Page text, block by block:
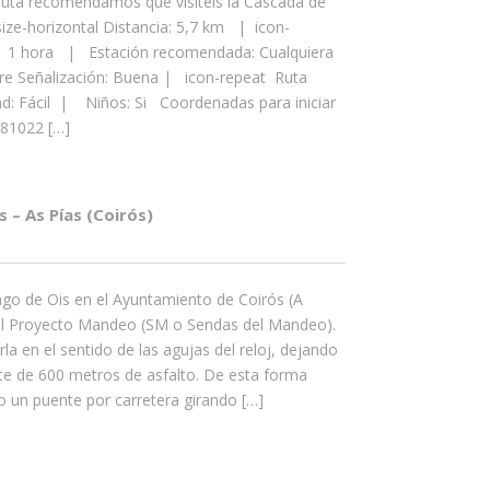
horizontal Distancia: 5,7 km | icon-
hora | Estación recomendada: Cualquiera
Señalización: Buena | icon-repeat Ruta
Fácil | Niños: Si Coordenadas para iniciar
[…]
– As Pías (Coirós)
de Ois en el Ayuntamiento de Coirós (A
Proyecto Mandeo (SM o Sendas del Mandeo).
en el sentido de las agujas del reloj, dejando
de 600 metros de asfalto. De esta forma
un puente por carretera girando […]